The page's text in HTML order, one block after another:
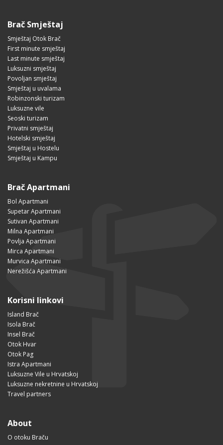
Brač Smještaj
Smještaj Otok Brač
First minute smještaj
Last minute smještaj
Luksuzni smještaj
Povoljan smještaj
Smještaj u uvalama
Robinzonski turizam
Luksuzne vile
Seoski turizam
Privatni smještaj
Hotelski smještaj
Smještaj u Hostelu
Smještaj u Kampu
Brač Apartmani
Bol Apartmani
Supetar Apartmani
Sutivan Apartmani
Milna Apartmani
Povlja Apartmani
Mirca Apartmani
Murvica Apartmani
Nerežišća Apartmani
Korisni linkovi
Island Brač
Isola Brač
Insel Brač
Otok Hvar
Otok Pag
Istra Apartmani
Luksuzne Vile u Hrvatskoj
Luksuzne nekretnine u Hrvatskoj
Travel partners
About
O otoku Braču